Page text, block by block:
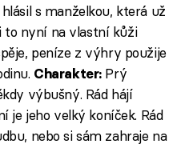
s manželkou, která už
to nyní na vlastní kůži
peníze z výhry použije
Charakter: Prý
výbušný. Rád hájí
je jeho velký koníček. Rád
nebo si sám zahraje na